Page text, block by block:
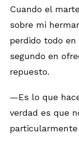
Cuando el
sobre mi
perdido todo
segundo en
repuesto.
—Es lo que
verdad es que